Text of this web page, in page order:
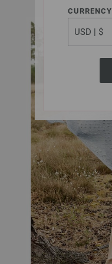
CURRENCY